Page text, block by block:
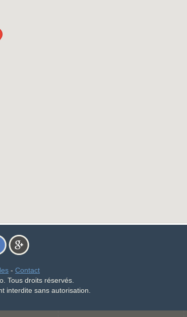
- Contact
Tous droits réservés.
interdite sans autorisation.